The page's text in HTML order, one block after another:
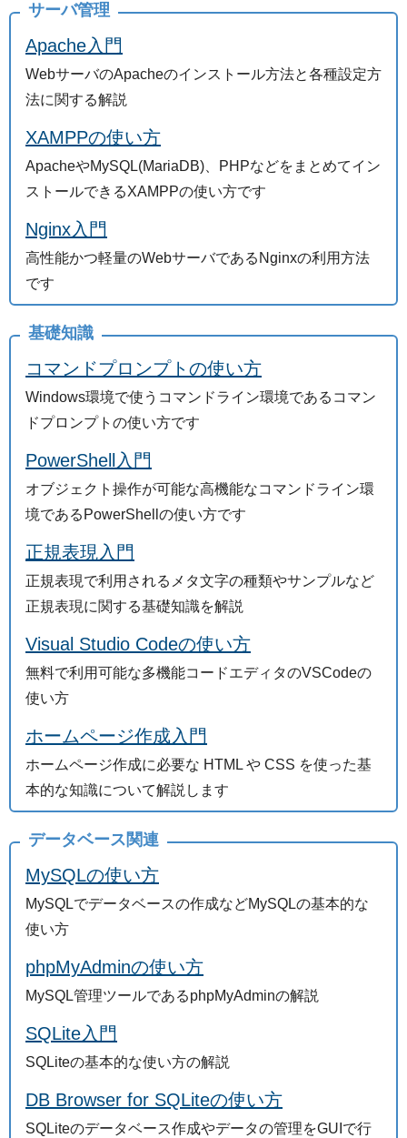
サーバ管理
Apache入門
WebサーバのApacheのインストール方法と各種設定方
法に関する解説
XAMPPの使い方
ApacheやMySQL(MariaDB)、PHPなどをまとめてイン
ストールできるXAMPPの使い方です
Nginx入門
高性能かつ軽量のWebサーバであるNginxの利用方法
です
基礎知識
コマンドプロンプトの使い方
Windows環境で使うコマンドライン環境であるコマン
ドプロンプトの使い方です
PowerShell入門
オブジェクト操作が可能な高機能なコマンドライン環
境であるPowerShellの使い方です
正規表現入門
正規表現で利用されるメタ文字の種類やサンプルなど
正規表現に関する基礎知識を解説
Visual Studio Codeの使い方
無料で利用可能な多機能コードエディタのVSCodeの
使い方
ホームページ作成入門
ホームページ作成に必要な HTML や CSS を使った基
本的な知識について解説します
データベース関連
MySQLの使い方
MySQLでデータベースの作成などMySQLの基本的な
使い方
phpMyAdminの使い方
MySQL管理ツールであるphpMyAdminの解説
SQLite入門
SQLiteの基本的な使い方の解説
DB Browser for SQLiteの使い方
SQLiteのデータベース作成やデータの管理をGUIで行